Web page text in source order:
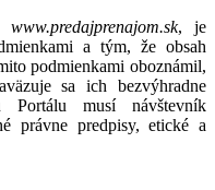
www.predajprenajom.sk, je
a tým, že obsah
podmienkami oboznámil,
sa ich bezvýhradne
Portálu musí návštevník
právne predpisy, etické a